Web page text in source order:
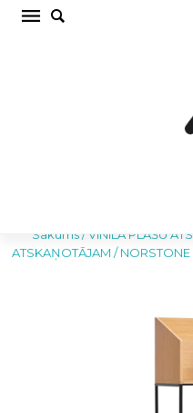
NORSTONE VINYL
AKSESUĀRI VINILA
Sākums/ VINILA PLAŠU
ATSKAŅOTĀJAM /